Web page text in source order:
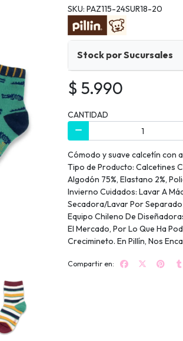
SKU: PAZ115-24SUR18-20
Stock por Sucursales
$ 5.990
CANTIDAD
Cómodo y suave calcetín con
Tipo de Producto: Calcetines
Algodón 75%, Elastano 2%,
Invierno Cuidados: Lavar A
Secadora/Lavar Por
Equipo Chileno De
El Mercado, Por Lo Que Ha
Crecimineto. En Pillín, Nos
Compartir en: